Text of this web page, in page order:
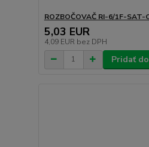
ROZBOČOVAČ RI-6/1F-SAT-
5,03 EUR
4,09 EUR bez DPH
Pridať